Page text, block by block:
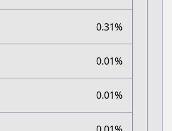
0.31%
0.01%
0.01%